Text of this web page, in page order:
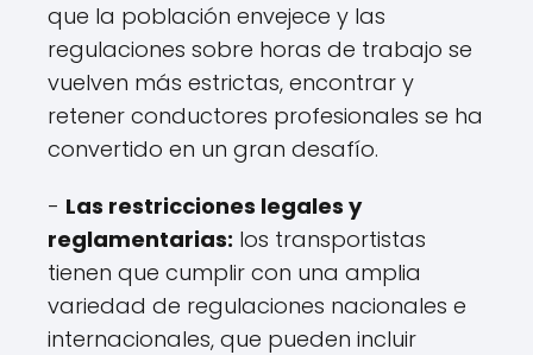
que la población envejece y las
regulaciones sobre horas de trabajo se
vuelven más estrictas, encontrar y
retener conductores profesionales se ha
convertido en un gran desafío.
- Las restricciones legales y
reglamentarias: los transportistas
tienen que cumplir con una amplia
variedad de regulaciones nacionales e
internacionales, que pueden incluir